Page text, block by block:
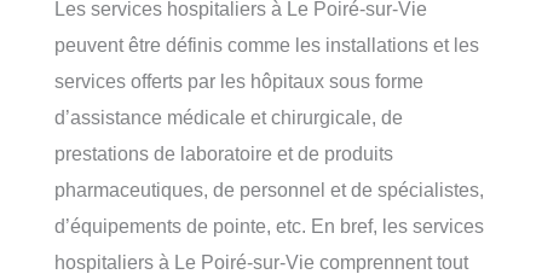
Les services hospitaliers à Le Poiré-sur-Vie
peuvent être définis comme les installations et les
services offerts par les hôpitaux sous forme
d’assistance médicale et chirurgicale, de
prestations de laboratoire et de produits
pharmaceutiques, de personnel et de spécialistes,
d’équipements de pointe, etc. En bref, les services
hospitaliers à Le Poiré-sur-Vie comprennent tout